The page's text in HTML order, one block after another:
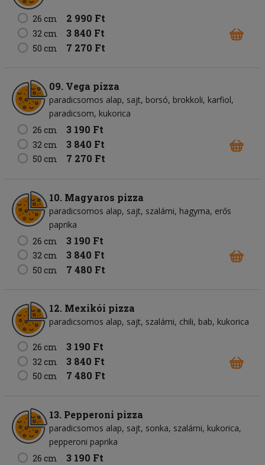
26 cm 2 990 Ft
32 cm 3 840 Ft
50 cm 7 270 Ft
09. Vega pizza
paradicsomos alap sajt borsó brokkoli karfiol
paradicsom kukorica
26 cm
3 190 Ft
32 cm 3 840 Ft
50 cm 7 270 Ft
10. Magyaros pizza
paradicsomos alap sajt szalámi hagyma erős
paprika
26 cm
3 190 Ft
32 cm 3 840 Ft
50 cm 7 480 Ft
12. Mexikói pizza
paradicsomos alap sajt szalámi chili bab kukorica
26 cm 3 190 Ft
32 cm 3 840 Ft
50 cm 7 480 Ft
13. Pepperoni pizza
paradicsomos alap sajt sonka szalámi kukorica
pepperoni paprika
26 cm
3 190 Ft